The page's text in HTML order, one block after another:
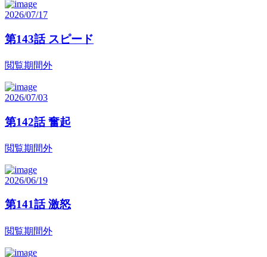
2026/07/17
第143話 スピード
閲覧期間外
2026/07/03
第142話 奮起
閲覧期間外
2026/06/19
第141話 激怒
閲覧期間外